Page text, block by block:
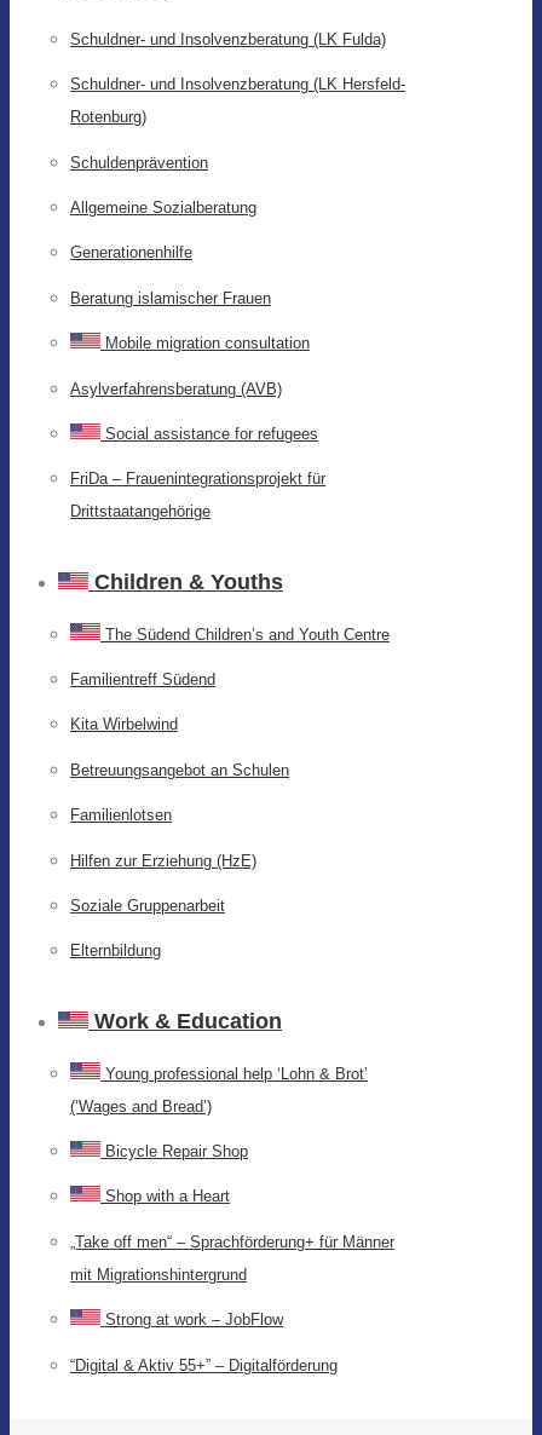
Schuldner- und Insolvenzberatung (LK Fulda)
Schuldner- und Insolvenzberatung (LK Hersfeld-
Rotenburg)
Schuldenprävention
Allgemeine Sozialberatung
Generationenhilfe
Beratung islamischer Frauen
Mobile migration consultation
Asylverfahrensberatung (AVB)
Social assistance for refugees
FriDa – Frauenintegrationsprojekt für
Drittstaatangehörige
Children & Youths
The Südend Children’s and Youth Centre
Familientreff Südend
Kita Wirbelwind
Betreuungsangebot an Schulen
Familienlotsen
Hilfen zur Erziehung (HzE)
Soziale Gruppenarbeit
Elternbildung
Work & Education
Young professional help ‘Lohn & Brot’
(‘Wages and Bread’)
Bicycle Repair Shop
Shop with a Heart
„Take off men“ – Sprachförderung+ für Männer
mit Migrationshintergrund
Strong at work – JobFlow
“Digital & Aktiv 55+” – Digitalförderung